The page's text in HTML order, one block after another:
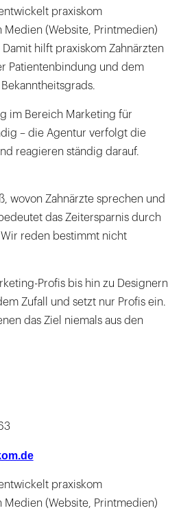
praxiskom
(Website, Printmedien)
hilft praxiskom Zahnärzten
Patientenbindung und dem
im Bereich Marketing für
– die Agentur verfolgt die
reagieren ständig darauf.
wovon Zahnärzte sprechen und
das Zeitersparnis durch
reden bestimmt nicht
Profis bis hin zu Designern
Zufall und setzt nur Profis ein.
das Ziel niemals aus den
praxiskom
(Website, Printmedien)